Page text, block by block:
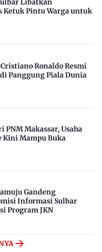
Libatkan
Ketuk Pintu Warga untuk
Ronaldo Resmi
Panggung Piala Dunia
PNM Makassar, Usaha
Kini Mampu Buka
Gandeng
Informasi Sulbar
Program JKN